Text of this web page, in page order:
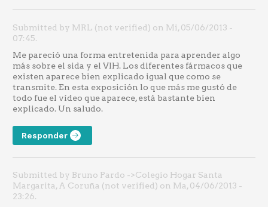
Submitted by MRL (not verified) on Mi, 05/06/2013 -
07:45.
Me pareció una forma entretenida para aprender algo
más sobre el sida y el VIH. Los diferentes fármacos que
existen aparece bien explicado igual que como se
transmite. En esta exposición lo que más me gustó de
todo fue el vídeo que aparece, está bastante bien
explicado. Un saludo.
Responder
Submitted by Bruno Pardo ->Colegio Hogar Santa
Margarita, A Coruña (not verified) on Ma, 04/06/2013 -
23:26.